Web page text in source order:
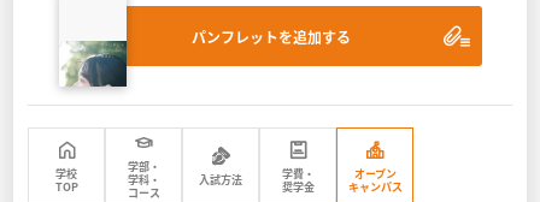
進学イベント
入試・受験入門
お役立ち情報
パンフレットを追加する
学校
TOP
学部・
学科・
コース
入試方法
学費・
奨学金
オープン
キャンパス